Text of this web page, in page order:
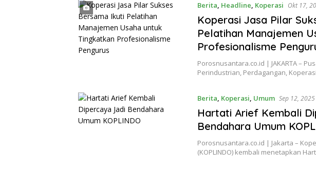
Berita, Headline, Koperasi Okt 17,
Koperasi Jasa Pilar
Pelatihan Manajemen
Profesionalisme
Porosnusantara.co.id | JAKARTA –
Perindustrian, Perdagangan,
Berita, Koperasi, Umum Sep 12, 2025
Hartati Arief Kembali
Bendahara Umum
Porosnusantara.co.id | Jakarta –
(KOPLINDO) kembali menetapkan